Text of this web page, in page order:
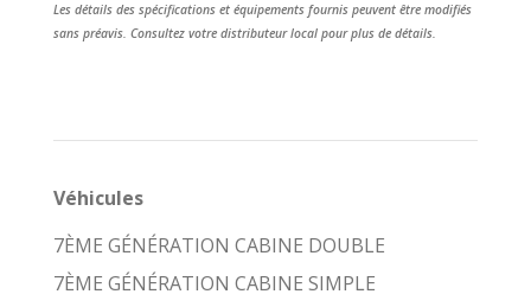
Les détails des spécifications et équipements fournis peuvent être modifiés
sans préavis. Consultez votre distributeur local pour plus de détails.
Véhicules
7ÈME GÉNÉRATION CABINE DOUBLE
7ÈME GÉNÉRATION CABINE SIMPLE